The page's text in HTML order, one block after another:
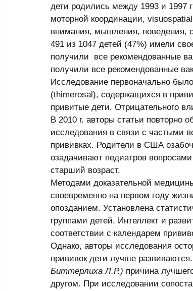
дети родились между 1993 и 1997
моторной координации,
внимания, мышления, поведения,
491 из 1047 детей (47%) имели
получили  все рекомендованные
получили все рекомендованные
Исследование первоначально
(thimerosal), содержащихся в
привитые дети. Отрицательного
В 2010 г. авторы статьи повторно
исследования в связи с частыми
прививках. Родители в США
озадачивают педиатров
старший возраст.
Методами доказательной
своевременно на первом году
опозданием. Установлена
группами детей. Интеллект и
соответствии с календарем
Однако, авторы исследования
прививок дети лучше
Биттерлиха Л.Р.) причина
другом. При исследовании